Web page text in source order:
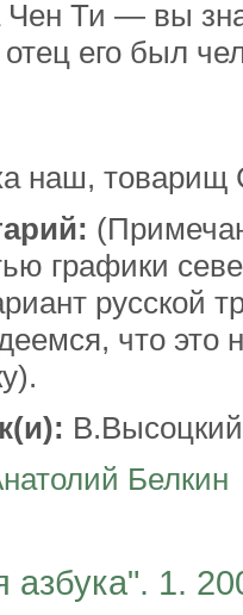
Ти — вы
его был
наш, товарищ
графики
русской
что это
Белкин
азбука". 1.